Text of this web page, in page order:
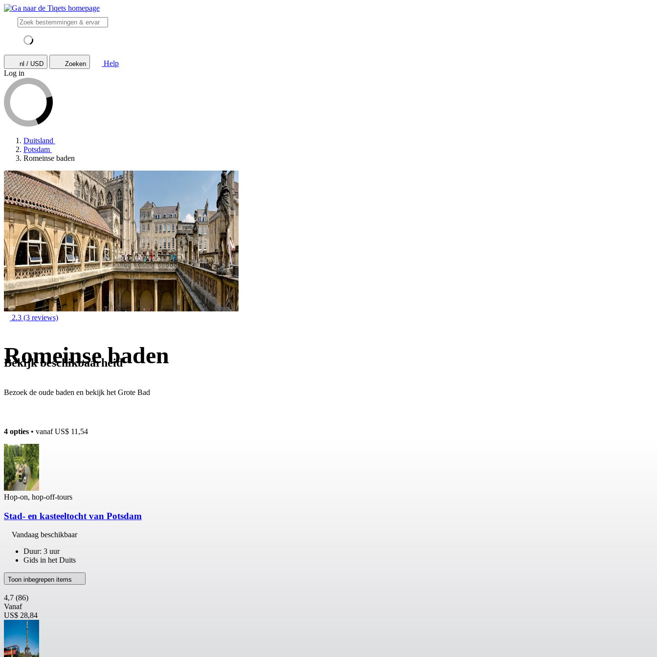
nl / USD Zoeken
Help
Log in
Duitsland
Potsdam
Romeinse baden
2.3 (3 reviews)
Romeinse baden
Bezoek de oude baden en bekijk het Grote Bad
Bekijk beschikbaarheid
4 opties • vanafUS$ 11,54
Hop-on, hop-off-tours
Stad- en kasteeltocht van Potsdam
Vandaag beschikbaar
Duur: 3 uur
Gids in het Duits
Toon inbegrepen items
4,7 (86)
Vanaf
US$ 28,84